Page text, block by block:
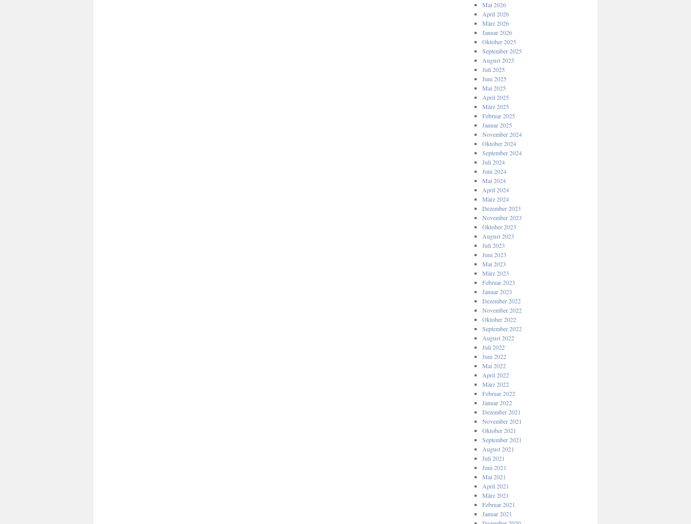
Mai 2026
April 2026
März 2026
Januar 2026
Oktober 2025
September 2025
August 2025
Juli 2025
Juni 2025
Mai 2025
April 2025
März 2025
Februar 2025
Januar 2025
November 2024
Oktober 2024
September 2024
Juli 2024
Juni 2024
Mai 2024
April 2024
März 2024
Dezember 2023
November 2023
Oktober 2023
August 2023
Juli 2023
Juni 2023
Mai 2023
März 2023
Februar 2023
Januar 2023
Dezember 2022
November 2022
Oktober 2022
September 2022
August 2022
Juli 2022
Juni 2022
Mai 2022
April 2022
März 2022
Februar 2022
Januar 2022
Dezember 2021
November 2021
Oktober 2021
September 2021
August 2021
Juli 2021
Juni 2021
Mai 2021
April 2021
März 2021
Februar 2021
Januar 2021